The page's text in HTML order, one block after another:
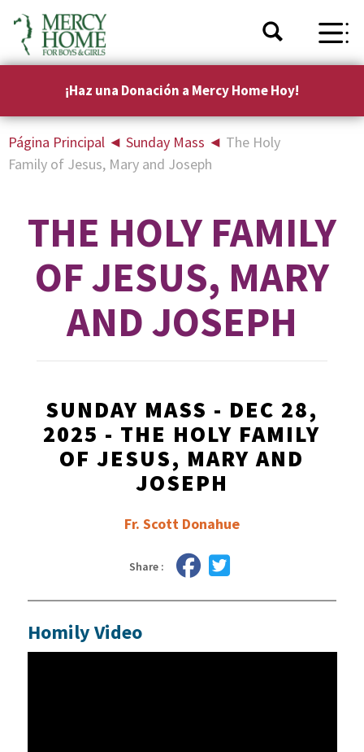
¡Haz una Donación a Mercy Home Hoy!
Página Principal ◄ Sunday Mass ◄ The Holy
Family of Jesus, Mary and Joseph
THE HOLY FAMILY
OF JESUS, MARY
AND JOSEPH
SUNDAY MASS - DEC 28,
2025 - THE HOLY FAMILY
OF JESUS, MARY AND
JOSEPH
Fr. Scott Donahue
Share :
Homily Video